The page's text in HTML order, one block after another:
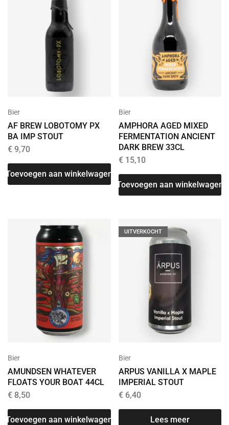
Bier
AF BREW LOBOTOMY PX
BA IMP STOUT
€ 9,70
Toevoegen aan winkelwagen
Bier
AMPHORA AGED MIXED
FERMENTATION ANCIENT
DARK BREW 33CL
€15,10
Toevoegen aan winkelwagen
Bier
AMUNDSEN WHATEVER
FLOATS YOUR BOAT 44CL
€ 8,50
Toevoegen aan winkelwagen
UITVERKOCHT
Bier
ARPUS VANILLA X MAPLE
IMPERIAL STOUT
€6,40
Lees meer